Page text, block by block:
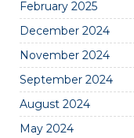
February 2025
December 2024
November 2024
September 2024
August 2024
May 2024